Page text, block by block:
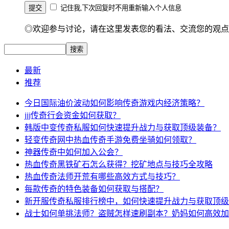
记住我,下次回复时不用重新输入个人信息
◎欢迎参与讨论，请在这里发表您的看法、交流您的观点
最新
推荐
今日国际油价波动如何影响传奇游戏内经济策略？
jjj传奇行会资金如何获取？
韩版中变传奇私服如何快速提升战力与获取顶级装备？
轻变传奇网中热血传奇手游免费坐骑如何领取？
神器传奇中如何加入公会？
热血传奇黑铁矿石怎么获得？挖矿地点与技巧全攻略
热血传奇法师开荒有哪些高效方式与技巧？
每款传奇的特色装备如何获取与搭配？
新开服传奇私服排行榜中，如何快速提升战力与获取顶级
战士如何单挑法师？盗贼怎样速刷副本？奶妈如何高效加